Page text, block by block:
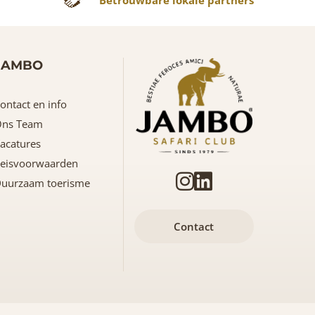
en info
Team
toerisme
Contact